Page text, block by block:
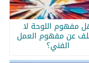
مفهوم اللوحة لا
عن مفهوم العمل
الفني؟